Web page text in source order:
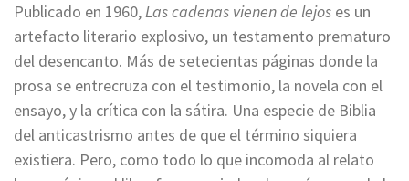
Publicado en 1960,Las cadenas vienen de lejos es un
artefacto literario explosivo, un testamento prematuro
del desencanto. Más de setecientas páginas donde la
prosa se entrecruza con el testimonio, la novela con el
ensayo, y la crítica con la sátira. Una especie de Biblia
del anticastrismo antes de que el término siquiera
existiera. Pero, como todo lo que incomoda al relato